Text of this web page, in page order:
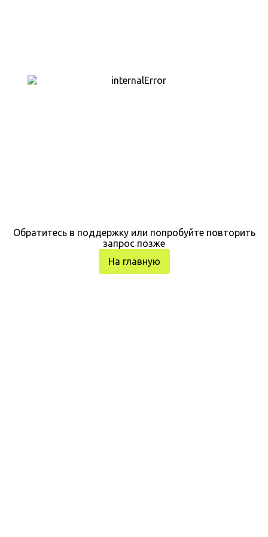
Обратитесь в поддержку или попробуйте повторить
запрос позже
На главную